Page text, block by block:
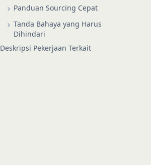
Panduan Sourcing Cepat
Tanda Bahaya yang Harus
Dihindari
Deskripsi Pekerjaan Terkait